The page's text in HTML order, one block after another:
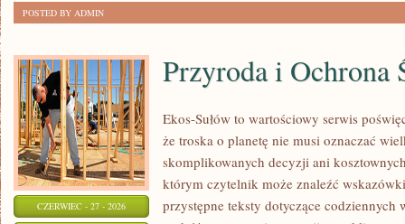
POSTED BY ADMIN
CZERWIEC - 27 - 2026
Przyroda i Ochrona
Ekos-Sułów to wartościowy serwis
że troska o planetę nie musi oznaczać
skomplikowanych decyzji ani
którym czytelnik może znaleźć
przystępne teksty dotyczące